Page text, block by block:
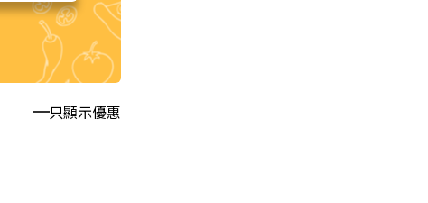
只顯示優惠